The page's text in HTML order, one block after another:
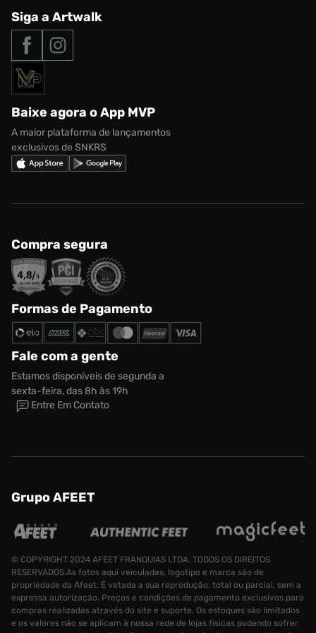
Outlet
Roupas
Acessórios
Marcas
adidas Samba
Nike Air Max
adidas Adi2000
adidas Campus
Nike Shox
Seja um franqueado
Nossas lojas
Termos de uso
Política de privacidade
Regulamento CRM/ CASHBACK
Regulamento Cupom
Central de Relacionamento
Tipos de entrega
Formas de Pagamento
Solicite seus dados
Siga a Artwalk
Baixe agora o App MVP
A maior plataforma de lançamentos
exclusivos de SNKRS
Compra segura
Formas de Pagamento
Fale com a gente
Estamos disponíveis de segunda a
sexta-feira, das 8h às 19h
Entre Em Contato
Grupo AFEET
© COPYRIGHT 2024 AFEET FRANQUIAS LTDA. TODOS OS DIREITOS
RESERVADOS.As fotos aqui veiculadas, logotipo e marca são de
propriedade da Afeet. É vetada a sua reprodução, total ou parcial, sem a
expressa autorização. Preços e condições de pagamento exclusivos para
compras realizadas através do site e suporte. Os estoques são limitados
e os valores não se aplicam à nossa rede de lojas físicas podendo sofrer